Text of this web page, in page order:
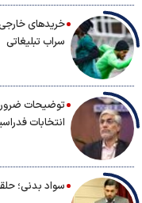
خریدهای خارجی
سراب تبلیغاتی
توضیحات
انتخابات
سواد بدنی؛